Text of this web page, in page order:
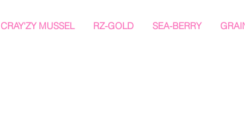
CRAY'ZY MUSSEL RZ-GOLD SEA-BERRY